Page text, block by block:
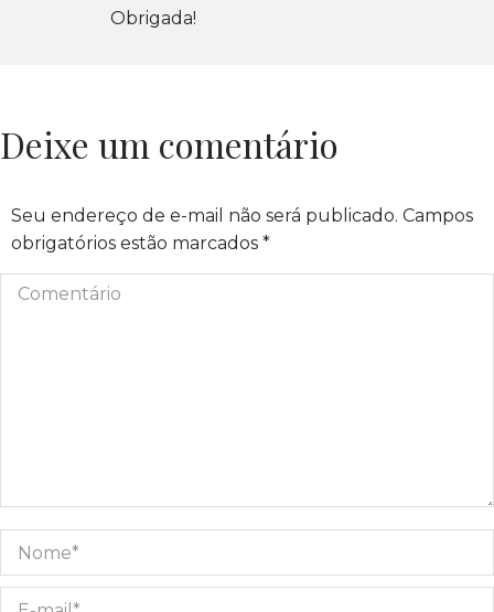
Obrigada!
Deixe um comentário
Seu endereço de e-mail não será publicado. Campos
obrigatórios estão marcados *
Comentário
Nome *
E-mail *